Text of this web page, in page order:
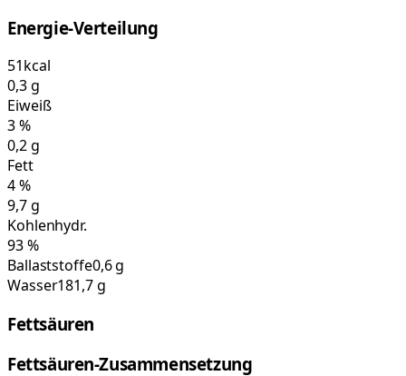
Energie-Verteilung
51kcal
0,3g
Eiweiß
3%
0,2g
Fett
4%
9,7g
Kohlenhydr.
93%
Ballaststoffe0,6 g
Wasser181,7 g
Fettsäuren
Fettsäuren-Zusammensetzung